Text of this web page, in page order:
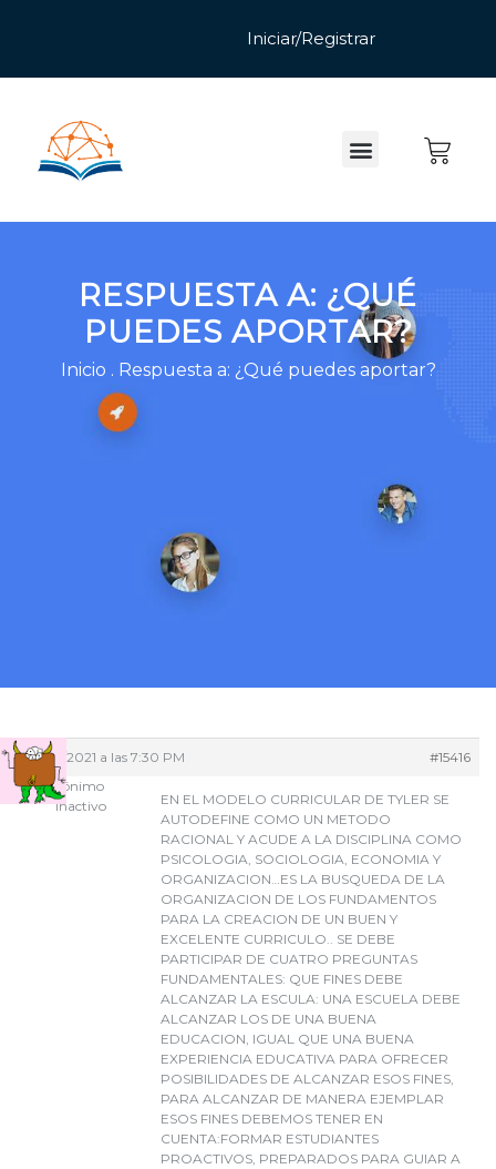
RESPUESTA A: ¿QUÉ
PUEDES APORTAR?
Inicio . Respuesta a: ¿Qué puedes aportar?
03/10/2021 a las 7:30 PM
#15416
Anónimo
Inactivo
EN EL MODELO CURRICULAR DE TYLER SE
AUTODEFINE COMO UN METODO
RACIONAL Y ACUDE A LA DISCIPLINA COMO
PSICOLOGIA, SOCIOLOGIA, ECONOMIA Y
ORGANIZACION…ES LA BUSQUEDA DE LA
ORGANIZACION DE LOS FUNDAMENTOS
PARA LA CREACION DE UN BUEN Y
EXCELENTE CURRICULO.. SE DEBE
PARTICIPAR DE CUATRO PREGUNTAS
FUNDAMENTALES: QUE FINES DEBE
ALCANZAR LA ESCULA: UNA ESCUELA DEBE
ALCANZAR LOS DE UNA BUENA
EDUCACION, IGUAL QUE UNA BUENA
EXPERIENCIA EDUCATIVA PARA OFRECER
POSIBILIDADES DE ALCANZAR ESOS FINES,
PARA ALCANZAR DE MANERA EJEMPLAR
ESOS FINES DEBEMOS TENER EN
CUENTA:FORMAR ESTUDIANTES
PROACTIVOS, PREPARADOS PARA GUIAR A